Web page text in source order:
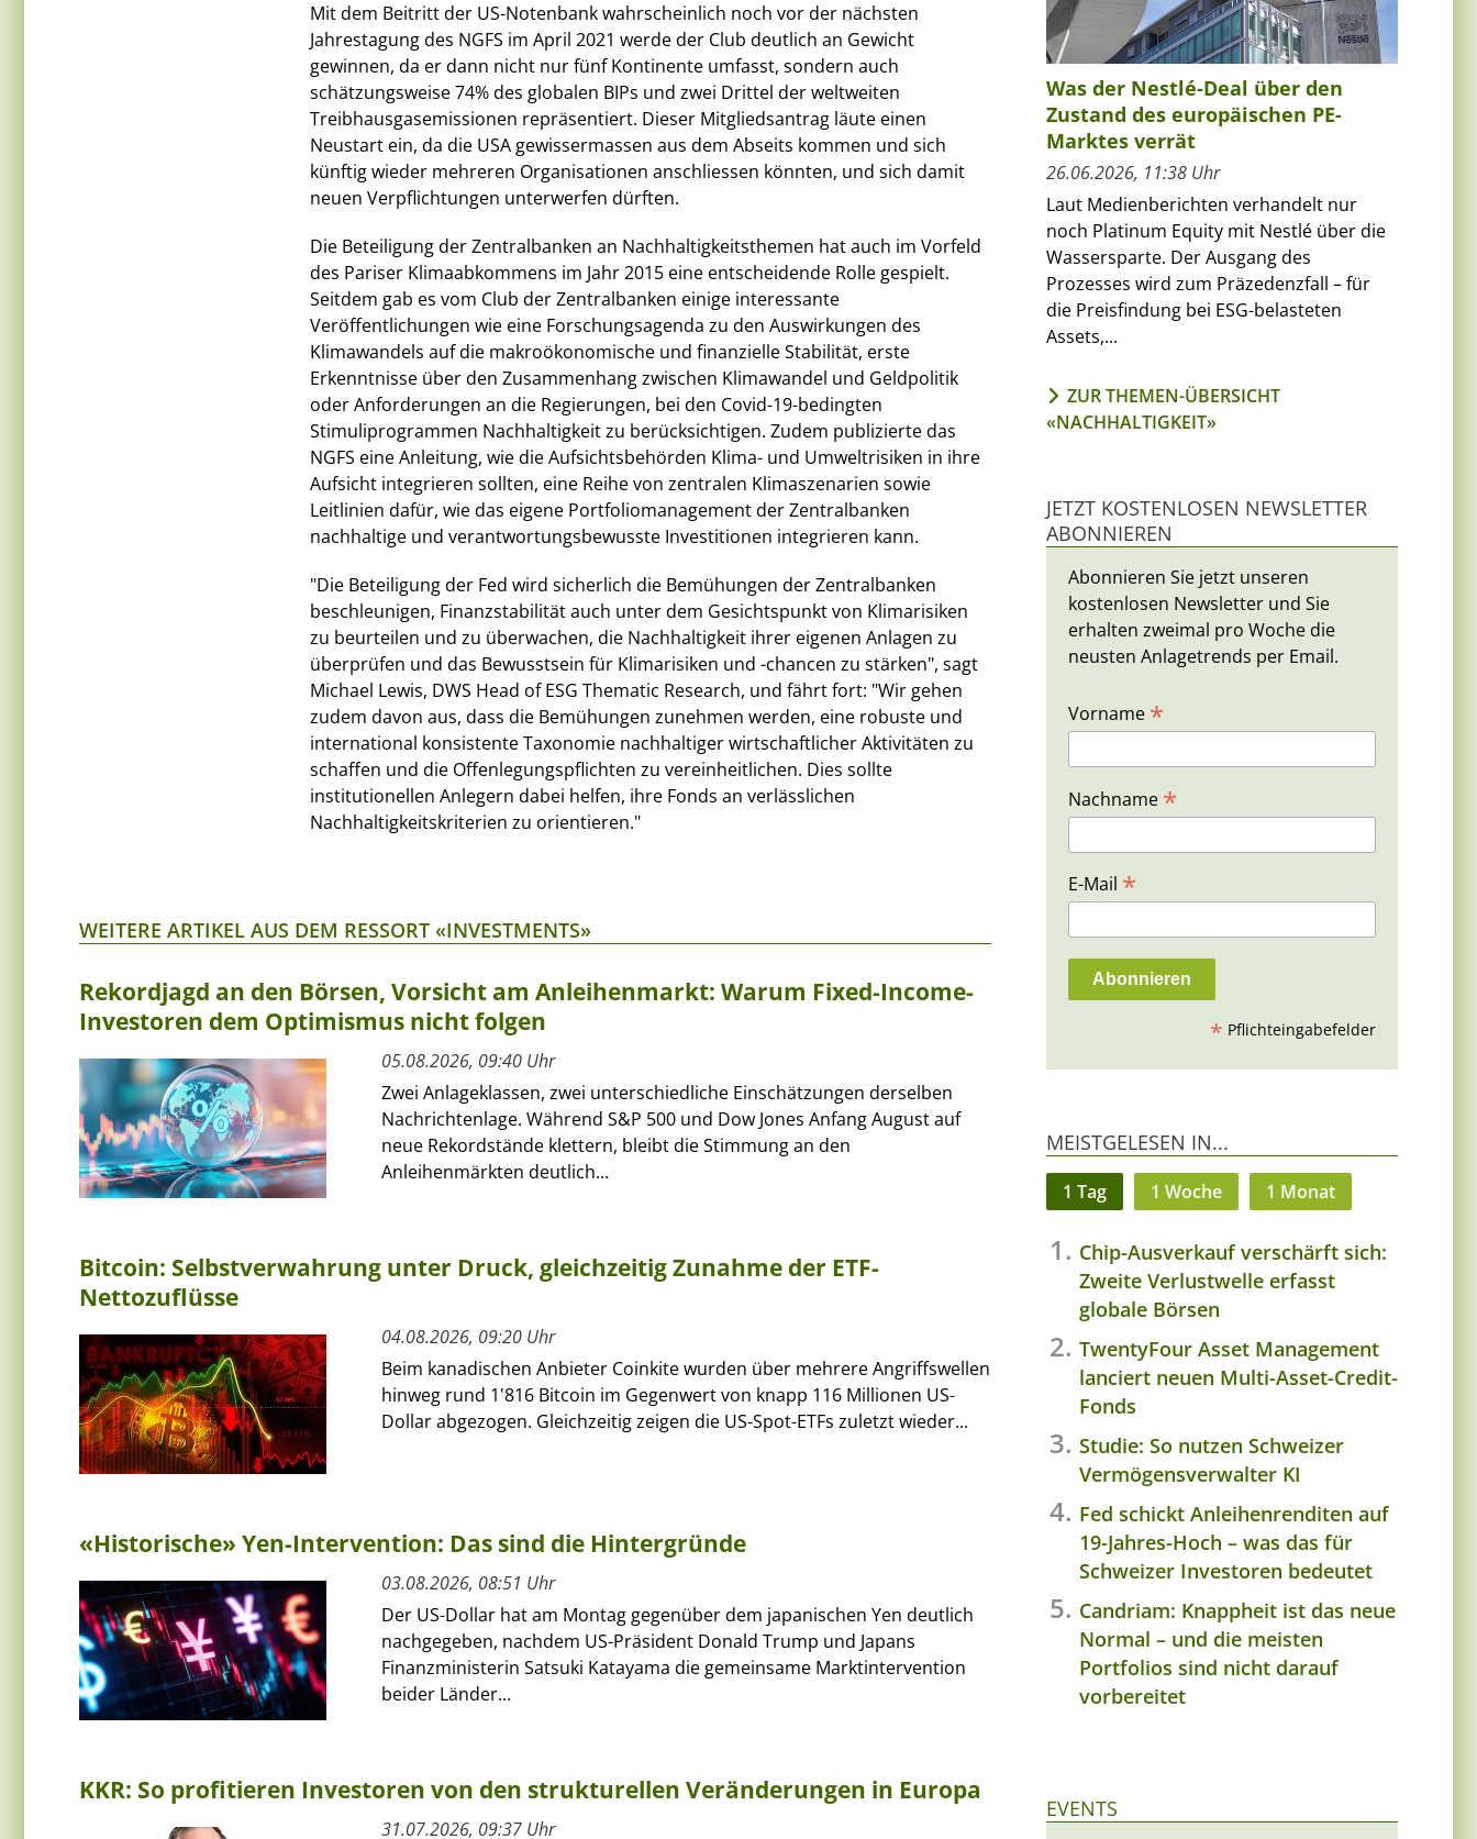
Mit dem Beitritt der US-Notenbank wahrscheinlich noch vor der nächsten
Jahrestagung des NGFS im April 2021 werde der Club deutlich an Gewicht
gewinnen, da er dann nicht nur fünf Kontinente umfasst, sondern auch
schätzungsweise 74% des globalen BIPs und zwei Drittel der weltweiten
Treibhausgasemissionen repräsentiert. Dieser Mitgliedsantrag läute einen
Neustart ein, da die USA gewissermassen aus dem Abseits kommen und sich
künftig wieder mehreren Organisationen anschliessen könnten, und sich damit
neuen Verpflichtungen unterwerfen dürften.
Die Beteiligung der Zentralbanken an Nachhaltigkeitsthemen hat auch im Vorfeld
des Pariser Klimaabkommens im Jahr 2015 eine entscheidende Rolle gespielt.
Seitdem gab es vom Club der Zentralbanken einige interessante
Veröffentlichungen wie eine Forschungsagenda zu den Auswirkungen des
Klimawandels auf die makroökonomische und finanzielle Stabilität, erste
Erkenntnisse über den Zusammenhang zwischen Klimawandel und Geldpolitik
oder Anforderungen an die Regierungen, bei den Covid-19-bedingten
Stimuliprogrammen Nachhaltigkeit zu berücksichtigen. Zudem publizierte das
NGFS eine Anleitung, wie die Aufsichtsbehörden Klima- und Umweltrisiken in ihre
Aufsicht integrieren sollten, eine Reihe von zentralen Klimaszenarien sowie
Leitlinien dafür, wie das eigene Portfoliomanagement der Zentralbanken
nachhaltige und verantwortungsbewusste Investitionen integrieren kann.
"Die Beteiligung der Fed wird sicherlich die Bemühungen der Zentralbanken
beschleunigen, Finanzstabilität auch unter dem Gesichtspunkt von Klimarisiken
zu beurteilen und zu überwachen, die Nachhaltigkeit ihrer eigenen Anlagen zu
überprüfen und das Bewusstsein für Klimarisiken und -chancen zu stärken", sagt
Michael Lewis, DWS Head of ESG Thematic Research, und fährt fort: "Wir gehen
zudem davon aus, dass die Bemühungen zunehmen werden, eine robuste und
international konsistente Taxonomie nachhaltiger wirtschaftlicher Aktivitäten zu
schaffen und die Offenlegungspflichten zu vereinheitlichen. Dies sollte
institutionellen Anlegern dabei helfen, ihre Fonds an verlässlichen
Nachhaltigkeitskriterien zu orientieren."
WEITERE ARTIKEL AUS DEM RESSORT «INVESTMENTS»
Rekordjagd an den Börsen, Vorsicht am Anleihenmarkt: Warum Fixed-Income-
Investoren dem Optimismus nicht folgen
05.08.2026, 09:40 Uhr
Zwei Anlageklassen, zwei unterschiedliche Einschätzungen derselben
Nachrichtenlage. Während S&P 500 und Dow Jones Anfang August auf
neue Rekordstände klettern, bleibt die Stimmung an den
Anleihenmärkten deutlich...
Bitcoin: Selbstverwahrung unter Druck, gleichzeitig Zunahme der ETF-
Nettozuflüsse
04.08.2026, 09:20 Uhr
Beim kanadischen Anbieter Coinkite wurden über mehrere Angriffswellen
hinweg rund 1'816 Bitcoin im Gegenwert von knapp 116 Millionen US-
Dollar abgezogen. Gleichzeitig zeigen die US-Spot-ETFs zuletzt wieder...
«Historische» Yen-Intervention: Das sind die Hintergründe
03.08.2026, 08:51 Uhr
Der US-Dollar hat am Montag gegenüber dem japanischen Yen deutlich
nachgegeben, nachdem US-Präsident Donald Trump und Japans
Finanzministerin Satsuki Katayama die gemeinsame Marktintervention
beider Länder...
KKR: So profitieren Investoren von den strukturellen Veränderungen in Europa
31.07.2026, 09:37 Uhr
Was der Nestlé-Deal über den
Zustand des europäischen PE-
Marktes verrät
26.06.2026, 11:38 Uhr
Laut Medienberichten verhandelt nur
noch Platinum Equity mit Nestlé über die
Wassersparte. Der Ausgang des
Prozesses wird zum Präzedenzfall – für
die Preisfindung bei ESG-belasteten
Assets,...
ZUR THEMEN-ÜBERSICHT
«NACHHALTIGKEIT»
JETZT KOSTENLOSEN NEWSLETTER
ABONNIEREN
Abonnieren Sie jetzt unseren
kostenlosen Newsletter und Sie
erhalten zweimal pro Woche die
neusten Anlagetrends per Email.
Vorname *
Nachname *
E-Mail *
* Pflichteingabefelder
MEISTGELESEN IN...
1 Tag 1 Woche 1 Monat
Chip-Ausverkauf verschärft sich:
Zweite Verlustwelle erfasst
globale Börsen
TwentyFour Asset Management
lanciert neuen Multi-Asset-Credit-
Fonds
Studie: So nutzen Schweizer
Vermögensverwalter KI
Fed schickt Anleihenrenditen auf
19-Jahres-Hoch – was das für
Schweizer Investoren bedeutet
Candriam: Knappheit ist das neue
Normal – und die meisten
Portfolios sind nicht darauf
vorbereitet
EVENTS